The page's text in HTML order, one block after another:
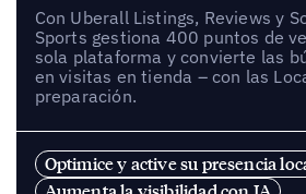
Con Uberall Listings, Reviews y
Sports gestiona 400 puntos de
sola plataforma y convierte las
en visitas en tienda – con las
preparación.
Optimice y active su presencia